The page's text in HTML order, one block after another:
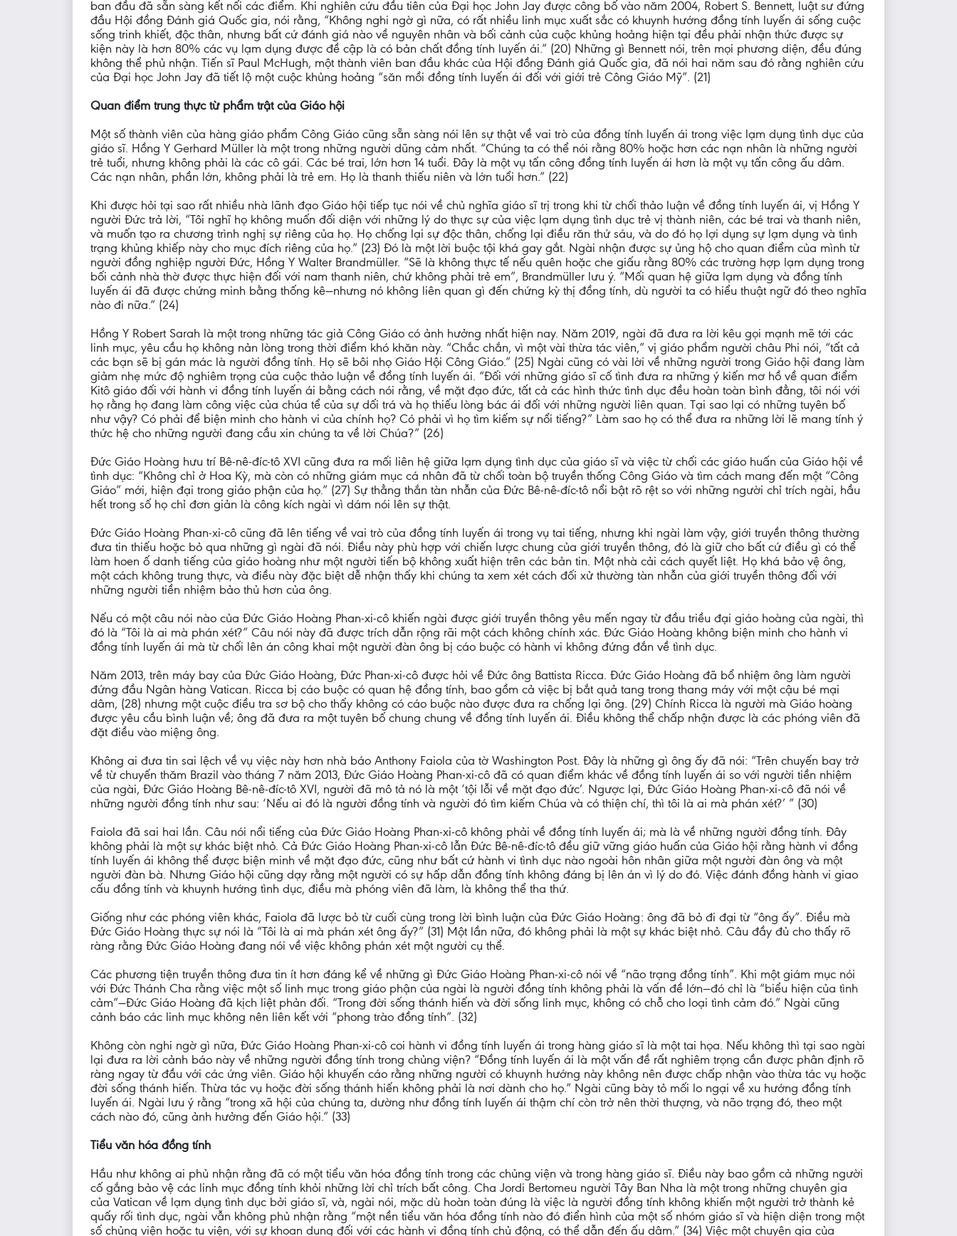
ban đầu đã sẵn sàng kết nối các điểm. Khi nghiên cứu đầu tiên của Đại học John Jay được công bố vào năm 2004, Robert S. Bennett, luật sư đứng
đầu Hội đồng Đánh giá Quốc gia, nói rằng, “Không nghi ngờ gì nữa, có rất nhiều linh mục xuất sắc có khuynh hướng đồng tính luyến ái sống cuộc
sống trinh khiết, độc thân, nhưng bất cứ đánh giá nào về nguyên nhân và bối cảnh của cuộc khủng hoảng hiện tại đều phải nhận thức được sự
kiện này là hơn 80% các vụ lạm dụng được đề cập là có bản chất đồng tính luyến ái.” (20) Những gì Bennett nói, trên mọi phương diện, đều đúng
không thể phủ nhận. Tiến sĩ Paul McHugh, một thành viên ban đầu khác của Hội đồng Đánh giá Quốc gia, đã nói hai năm sau đó rằng nghiên cứu
của Đại học John Jay đã tiết lộ một cuộc khủng hoảng “săn mồi đồng tính luyến ái đối với giới trẻ Công Giáo Mỹ”. (21)
Quan điểm trung thực từ phẩm trật của Giáo hội
Một số thành viên của hàng giáo phẩm Công Giáo cũng sẵn sàng nói lên sự thật về vai trò của đồng tính luyến ái trong việc lạm dụng tình dục của
giáo sĩ. Hồng Y Gerhard Müller là một trong những người dũng cảm nhất. “Chúng ta có thể nói rằng 80% hoặc hơn các nạn nhân là những người
trẻ tuổi, nhưng không phải là các cô gái. Các bé trai, lớn hơn 14 tuổi. Đây là một vụ tấn công đồng tính luyến ái hơn là một vụ tấn công ấu dâm.
Các nạn nhân, phần lớn, không phải là trẻ em. Họ là thanh thiếu niên và lớn tuổi hơn.” (22)
Khi được hỏi tại sao rất nhiều nhà lãnh đạo Giáo hội tiếp tục nói về chủ nghĩa giáo sĩ trị trong khi từ chối thảo luận về đồng tính luyến ái, vị Hồng Y
người Đức trả lời, “Tôi nghĩ họ không muốn đối diện với những lý do thực sự của việc lạm dụng tình dục trẻ vị thành niên, các bé trai và thanh niên,
và muốn tạo ra chương trình nghị sự riêng của họ. Họ chống lại sự độc thân, chống lại điều răn thứ sáu, và do đó họ lợi dụng sự lạm dụng và tình
trạng khủng khiếp này cho mục đích riêng của họ.” (23) Đó là một lời buộc tội khá gay gắt. Ngài nhận được sự ủng hộ cho quan điểm của mình từ
người đồng nghiệp người Đức, Hồng Y Walter Brandmüller. “Sẽ là không thực tế nếu quên hoặc che giấu rằng 80% các trường hợp lạm dụng trong
bối cảnh nhà thờ được thực hiện đối với nam thanh niên, chứ không phải trẻ em”, Brandmüller lưu ý. “Mối quan hệ giữa lạm dụng và đồng tính
luyến ái đã được chứng minh bằng thống kê—nhưng nó không liên quan gì đến chứng kỳ thị đồng tính, dù người ta có hiểu thuật ngữ đó theo nghĩa
nào đi nữa.” (24)
Hồng Y Robert Sarah là một trong những tác giả Công Giáo có ảnh hưởng nhất hiện nay. Năm 2019, ngài đã đưa ra lời kêu gọi mạnh mẽ tới các
linh mục, yêu cầu họ không nản lòng trong thời điểm khó khăn này. “Chắc chắn, vì một vài thừa tác viên,” vị giáo phẩm người châu Phi nói, “tất cả
các bạn sẽ bị gán mác là người đồng tính. Họ sẽ bôi nhọ Giáo Hội Công Giáo.” (25) Ngài cũng có vài lời về những người trong Giáo hội đang làm
giảm nhẹ mức độ nghiêm trọng của cuộc thảo luận về đồng tính luyến ái. “Đối với những giáo sĩ cố tình đưa ra những ý kiến mơ hồ về quan điểm
Kitô giáo đối với hành vi đồng tính luyến ái bằng cách nói rằng, về mặt đạo đức, tất cả các hình thức tình dục đều hoàn toàn bình đẳng, tôi nói với
họ rằng họ đang làm công việc của chúa tể của sự dối trá và họ thiếu lòng bác ái đối với những người liên quan. Tại sao lại có những tuyên bố
như vậy? Có phải để biện minh cho hành vi của chính họ? Có phải vì họ tìm kiếm sự nổi tiếng?” Làm sao họ có thể đưa ra những lời lẽ mang tính ý
thức hệ cho những người đang cầu xin chúng ta về lời Chúa?” (26)
Đức Giáo Hoàng hưu trí Bê-nê-đíc-tô XVI cũng đưa ra mối liên hệ giữa lạm dụng tình dục của giáo sĩ và việc từ chối các giáo huấn của Giáo hội về
tình dục: “Không chỉ ở Hoa Kỳ, mà còn có những giám mục cá nhân đã từ chối toàn bộ truyền thống Công Giáo và tìm cách mang đến một “Công
Giáo” mới, hiện đại trong giáo phận của họ.” (27) Sự thẳng thắn tàn nhẫn của Đức Bê-nê-đíc-tô nổi bật rõ rệt so với những người chỉ trích ngài, hầu
hết trong số họ chỉ đơn giản là công kích ngài vì dám nói lên sự thật.
Đức Giáo Hoàng Phan-xi-cô cũng đã lên tiếng về vai trò của đồng tính luyến ái trong vụ tai tiếng, nhưng khi ngài làm vậy, giới truyền thông thường
đưa tin thiếu hoặc bỏ qua những gì ngài đã nói. Điều này phù hợp với chiến lược chung của giới truyền thông, đó là giữ cho bất cứ điều gì có thể
làm hoen ố danh tiếng của giáo hoàng như một người tiến bộ không xuất hiện trên các bản tin. Một nhà cải cách quyết liệt. Họ khá bảo vệ ông,
một cách không trung thực, và điều này đặc biệt dễ nhận thấy khi chúng ta xem xét cách đối xử thường tàn nhẫn của giới truyền thông đối với
những người tiền nhiệm bảo thủ hơn của ông.
Nếu có một câu nói nào của Đức Giáo Hoàng Phan-xi-cô khiến ngài được giới truyền thông yêu mến ngay từ đầu triều đại giáo hoàng của ngài, thì
đó là “Tôi là ai mà phán xét?” Câu nói này đã được trích dẫn rộng rãi một cách không chính xác. Đức Giáo Hoàng không biện minh cho hành vi
đồng tính luyến ái mà từ chối lên án công khai một người đàn ông bị cáo buộc có hành vi không đứng đắn về tình dục.
Năm 2013, trên máy bay của Đức Giáo Hoàng, Đức Phan-xi-cô được hỏi về Đức ông Battista Ricca. Đức Giáo Hoàng đã bổ nhiệm ông làm người
đứng đầu Ngân hàng Vatican. Ricca bị cáo buộc có quan hệ đồng tính, bao gồm cả việc bị bắt quả tang trong thang máy với một cậu bé mại
dâm, (28) nhưng một cuộc điều tra sơ bộ cho thấy không có cáo buộc nào được đưa ra chống lại ông. (29) Chính Ricca là người mà Giáo hoàng
được yêu cầu bình luận về; ông đã đưa ra một tuyên bố chung chung về đồng tính luyến ái. Điều không thể chấp nhận được là các phóng viên đã
đặt điều vào miệng ông.
Không ai đưa tin sai lệch về vụ việc này hơn nhà báo Anthony Faiola của tờ Washington Post. Đây là những gì ông ấy đã nói: “Trên chuyến bay trở
về từ chuyến thăm Brazil vào tháng 7 năm 2013, Đức Giáo Hoàng Phan-xi-cô đã có quan điểm khác về đồng tính luyến ái so với người tiền nhiệm
của ngài, Đức Giáo Hoàng Bê-nê-đíc-tô XVI, người đã mô tả nó là một ‘tội lỗi về mặt đạo đức’. Ngược lại, Đức Giáo Hoàng Phan-xi-cô đã nói về
những người đồng tính như sau: ‘Nếu ai đó là người đồng tính và người đó tìm kiếm Chúa và có thiện chí, thì tôi là ai mà phán xét?’ ” (30)
Faiola đã sai hai lần. Câu nói nổi tiếng của Đức Giáo Hoàng Phan-xi-cô không phải về đồng tính luyến ái; mà là về những người đồng tính. Đây
không phải là một sự khác biệt nhỏ. Cả Đức Giáo Hoàng Phan-xi-cô lẫn Đức Bê-nê-đíc-tô đều giữ vững giáo huấn của Giáo hội rằng hành vi đồng
tính luyến ái không thể được biện minh về mặt đạo đức, cũng như bất cứ hành vi tình dục nào ngoài hôn nhân giữa một người đàn ông và một
người đàn bà. Nhưng Giáo hội cũng dạy rằng một người có sự hấp dẫn đồng tính không đáng bị lên án vì lý do đó. Việc đánh đồng hành vi giao
cấu đồng tính và khuynh hướng tình dục, điều mà phóng viên đã làm, là không thể tha thứ.
Giống như các phóng viên khác, Faiola đã lược bỏ từ cuối cùng trong lời bình luận của Đức Giáo Hoàng: ông đã bỏ đi đại từ “ông ấy”. Điều mà
Đức Giáo Hoàng thực sự nói là “Tôi là ai mà phán xét ông ấy?” (31) Một lần nữa, đó không phải là một sự khác biệt nhỏ. Câu đầy đủ cho thấy rõ
ràng rằng Đức Giáo Hoàng đang nói về việc không phán xét một người cụ thể.
Các phương tiện truyền thông đưa tin ít hơn đáng kể về những gì Đức Giáo Hoàng Phan-xi-cô nói về “não trạng đồng tính”. Khi một giám mục nói
với Đức Thánh Cha rằng việc một số linh mục trong giáo phận của ngài là người đồng tính không phải là vấn đề lớn—đó chỉ là “biểu hiện của tình
cảm”—Đức Giáo Hoàng đã kịch liệt phản đối. “Trong đời sống thánh hiến và đời sống linh mục, không có chỗ cho loại tình cảm đó.” Ngài cũng
cảnh báo các linh mục không nên liên kết với “phong trào đồng tính”. (32)
Không còn nghi ngờ gì nữa, Đức Giáo Hoàng Phan-xi-cô coi hành vi đồng tính luyến ái trong hàng giáo sĩ là một tai họa. Nếu không thì tại sao ngài
lại đưa ra lời cảnh báo này về những người đồng tính trong chủng viện? “Đồng tính luyến ái là một vấn đề rất nghiêm trọng cần được phân định rõ
ràng ngay từ đầu với các ứng viên. Giáo hội khuyến cáo rằng những người có khuynh hướng này không nên được chấp nhận vào thừa tác vụ hoặc
đời sống thánh hiến. Thừa tác vụ hoặc đời sống thánh hiến không phải là nơi dành cho họ.” Ngài cũng bày tỏ mối lo ngại về xu hướng đồng tính
luyến ái. Ngài lưu ý rằng “trong xã hội của chúng ta, dường như đồng tính luyến ái thậm chí còn trở nên thời thượng, và não trạng đó, theo một
cách nào đó, cũng ảnh hưởng đến Giáo hội.” (33)
Tiểu văn hóa đồng tính
Hầu như không ai phủ nhận rằng đã có một tiểu văn hóa đồng tính trong các chủng viện và trong hàng giáo sĩ. Điều này bao gồm cả những người
cố gắng bảo vệ các linh mục đồng tính khỏi những lời chỉ trích bất công. Cha Jordi Bertomeu người Tây Ban Nha là một trong những chuyên gia
của Vatican về lạm dụng tình dục bởi giáo sĩ, và, ngài nói, mặc dù hoàn toàn đúng là việc là người đồng tính không khiến một người trở thành kẻ
quấy rối tình dục, ngài vẫn không phủ nhận rằng “một nền tiểu văn hóa đồng tính nào đó điển hình của một số nhóm giáo sĩ và hiện diện trong một
số chủng viện hoặc tu viện, với sự khoan dung đối với các hành vi đồng tính chủ động, có thể dẫn đến ấu dâm.” (34) Việc một chuyên gia của